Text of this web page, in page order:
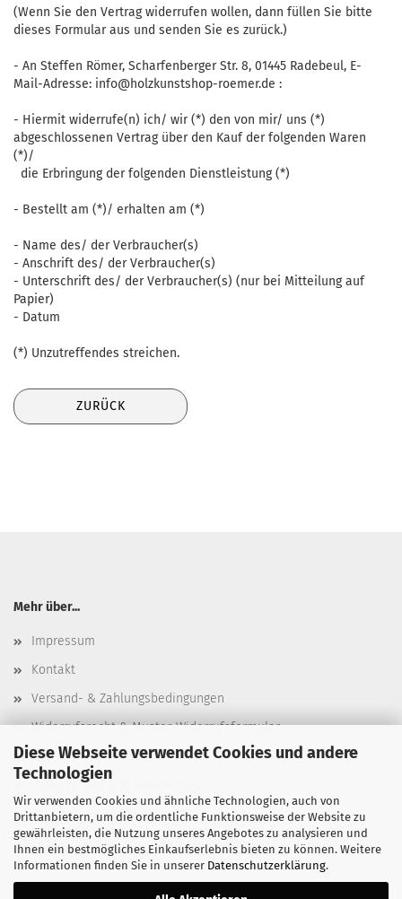
Diese Webseite verwendet Cookies und andere
Technologien
Wir verwenden Cookies und ähnliche Technologien, auch von
Drittanbietern, um die ordentliche Funktionsweise der Website zu
gewährleisten, die Nutzung unseres Angebotes zu analysieren und
Ihnen ein bestmögliches Einkaufserlebnis bieten zu können. Weitere
Informationen finden Sie in unserer Datenschutzerklärung.
(Wenn Sie den Vertrag widerrufen wollen, dann füllen Sie bitte
dieses Formular aus und senden Sie es zurück.)
- An Steffen Römer, Scharfenberger Str. 8, 01445 Radebeul, E-
Mail-Adresse: info@holzkunstshop-roemer.de :
- Hiermit widerrufe(n) ich/ wir (*) den von mir/ uns (*)
abgeschlossenen Vertrag über den Kauf der folgenden Waren
(*)/
die Erbringung der folgenden Dienstleistung (*)
- Bestellt am (*)/ erhalten am (*)
- Name des/ der Verbraucher(s)
- Anschrift des/ der Verbraucher(s)
- Unterschrift des/ der Verbraucher(s) (nur bei Mitteilung auf
Papier)
- Datum
(*) Unzutreffendes streichen.
ZURÜCK
Mehr über...
Impressum
Kontakt
Versand- & Zahlungsbedingungen
Widerrufsrecht & Muster-Widerrufsformular
AGB
Privatsphäre und Datenschutz
Cookie Einstellungen